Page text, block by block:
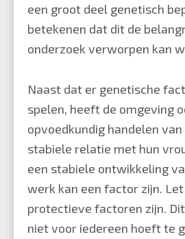
een groot deel genetisch
betekenen dat dit de
onderzoek verworpen kan
Naast dat er genetische
spelen, heeft de omgeving
opvoedkundig handelen van
stabiele relatie met hun
een stabiele ontwikkeling
werk kan een factor zijn.
protectieve factoren zijn.
niet voor iedereen hoeft te